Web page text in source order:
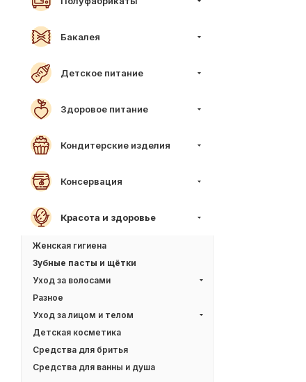
Бакалея
Детское питание
Здоровое питание
Кондитерские изделия
Консервация
Красота и здоровье
Женская гигиена
Зубные пасты и щётки
Уход за волосами
Разное
Уход за лицом и телом
Детская косметика
Средства для бритья
Средства для ванны и душа